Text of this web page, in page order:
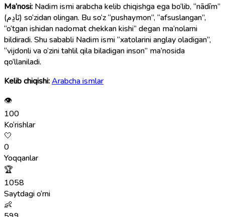
Ma’nosi: Nadim ismi arabcha kelib chiqishga ega bo‘lib, “nādīm”
(نَادِم) so‘zidan olingan. Bu so‘z “pushaymon”, “afsuslangan”,
“o‘tgan ishidan nadomat chekkan kishi” degan ma’nolarni
bildiradi. Shu sababli Nadim ismi “xatolarini anglay oladigan”,
“vijdonli va o‘zini tahlil qila biladigan inson” ma’nosida
qo‘llaniladi.
Kelib chiqishi:Arabcha ismlar
👁
100
Ko‘rishlar
🤍
0
Yoqqanlar
🏆
1058
Saytdagi o‘rni
👶